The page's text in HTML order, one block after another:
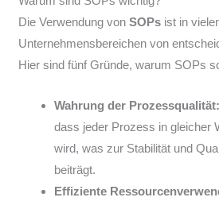
Die Verwendung vonSOPs ist in
Unternehmensbereichen von
Hier sind fünf Gründe, warum SOPs
Wahrung der Prozessqualität:
dass jeder Prozess in gleicher
wird, was zur Stabilität und
beiträgt.
Effiziente